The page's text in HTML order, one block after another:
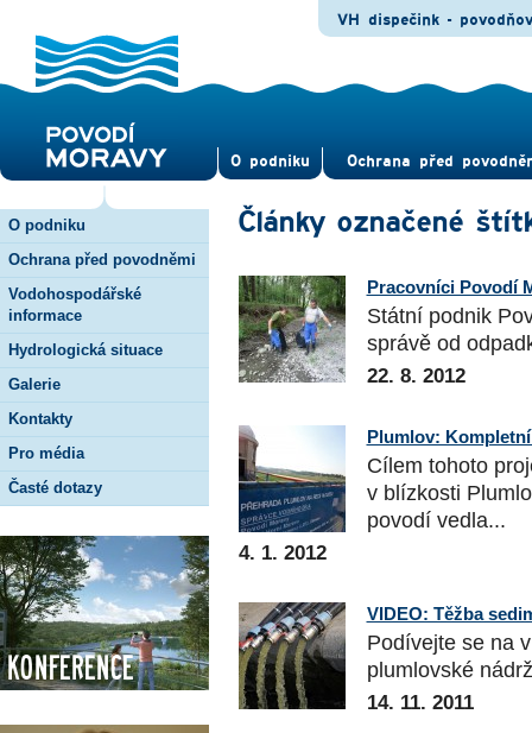
O pod­niku Ochrana před
VH dispečink -
O podniku
Ochrana před povodněmi
Vodohospodářské
informace
Hydrologická situace
Galerie
Kontakty
Pro média
Časté dotazy
Konference
Články označené
Pracovníci Povodí
Státní podnik
správě od
22. 8. 2012
Plumlov:
Cílem tohoto
v blízkosti
povodí vedla...
4. 1. 2012
VIDEO: Těžba
Podívejte se na
plumlovské
14. 11. 2011